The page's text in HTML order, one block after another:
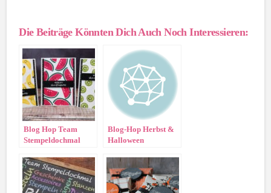
Die Beiträge Könnten Dich Auch Noch Interessieren:
Blog Hop Team
Stempeldochmal
Blog-Hop Herbst &
Halloween